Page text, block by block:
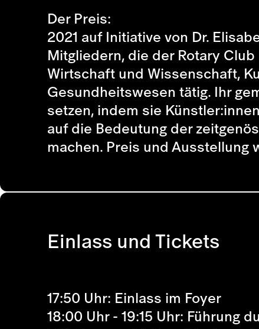
Der Preis:
2021 auf Initiative von Dr.
Mitgliedern, die der Rotary
Wirtschaft und Wissenschaft,
Gesundheitswesen tätig. Ihr
setzen, indem sie
auf die Bedeutung der
machen. Preis und Ausstellung
Einlass und Tickets
17:50 Uhr: Einlass im Foyer
18:00 Uhr - 19:15 Uhr: Führung